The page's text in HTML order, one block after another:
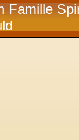
Famille